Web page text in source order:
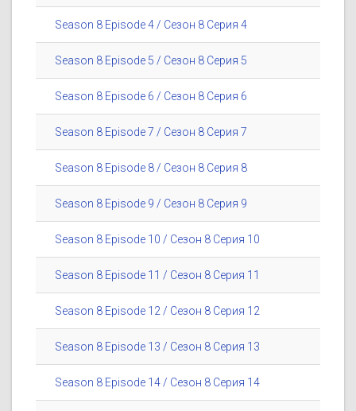
Season 8 Episode 4 / Сезон 8 Серия 4
Season 8 Episode 5 / Сезон 8 Серия 5
Season 8 Episode 6 / Сезон 8 Серия 6
Season 8 Episode 7 / Сезон 8 Серия 7
Season 8 Episode 8 / Сезон 8 Серия 8
Season 8 Episode 9 / Сезон 8 Серия 9
Season 8 Episode 10 / Сезон 8 Серия 10
Season 8 Episode 11 / Сезон 8 Серия 11
Season 8 Episode 12 / Сезон 8 Серия 12
Season 8 Episode 13 / Сезон 8 Серия 13
Season 8 Episode 14 / Сезон 8 Серия 14